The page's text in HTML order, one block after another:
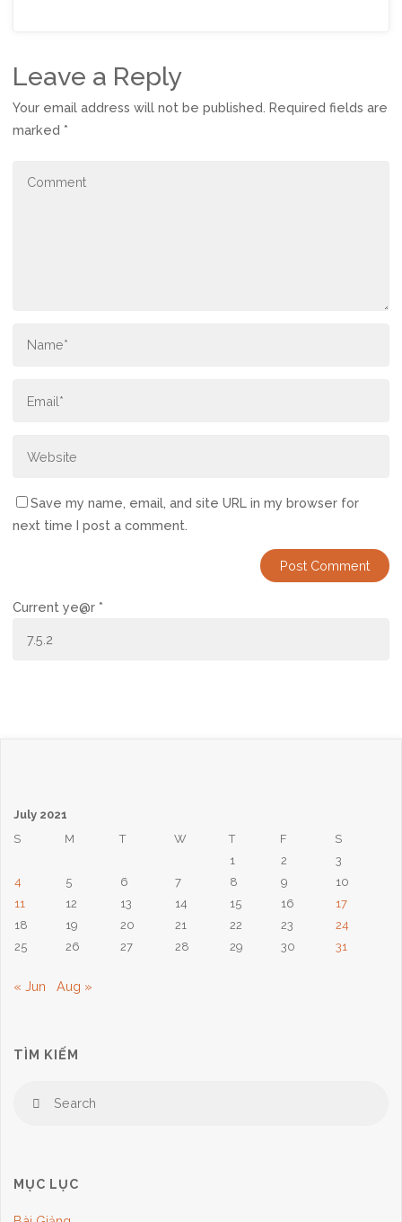
Leave a Reply
Your email address will not be published. Required fields are
marked *
Save my name, email, and site URL in my browser for
next time I post a comment.
Current ye@r *
July 2021
S
M T W T F
S
1
2
3
4
5 6 7 8 9
10
11
12 13 14 15 16
17
18
19 20 21 22 23
24
25
26 27 28 29 30 31
« Jun Aug »
TÌM KIẾM
Search
MỤC LỤC